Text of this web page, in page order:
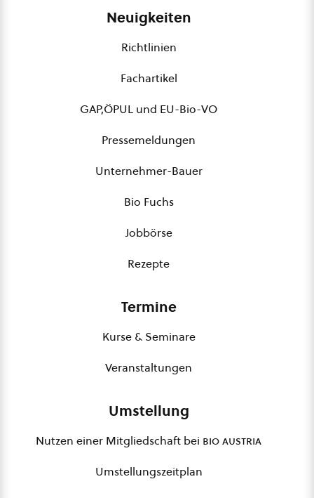
Neuigkeiten
Richtlinien
Fachartikel
GAP,ÖPUL und EU-Bio-VO
Pressemeldungen
Unternehmer-Bauer
Bio Fuchs
Jobbörse
Rezepte
Termine
Kurse & Seminare
Veranstaltungen
Umstellung
Nutzen einer Mitgliedschaft bei bio austria
Umstellungszeitplan